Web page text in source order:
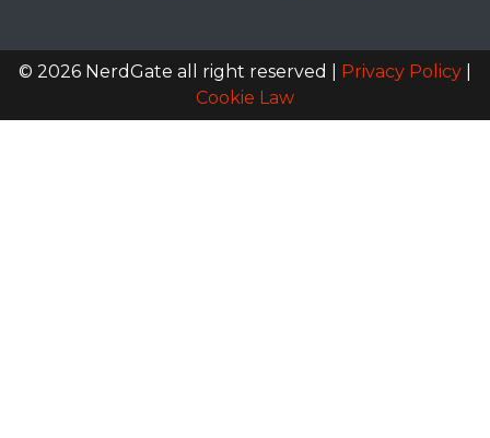
© 2026 NerdGate all right reserved | Privacy Policy
Cookie Law